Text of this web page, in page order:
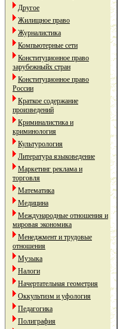
Другое
Жилищное право
Журналистика
Компьютерные сети
Конституционное право
зарубежныйх стран
Конституционное право
России
Краткое содержание
произведений
Криминалистика и
криминология
Культурология
Литература языковедение
Маркетинг реклама и
торговля
Математика
Медицина
Международные отношения и
мировая экономика
Менеджмент и трудовые
отношения
Музыка
Налоги
Начертательная геометрия
Оккультизм и уфология
Педагогика
Полиграфия